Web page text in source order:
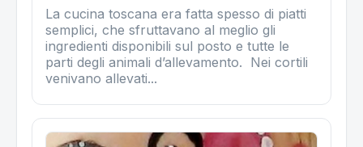
La cucina toscana era fatta spesso di piatti
semplici, che sfruttavano al meglio gli
ingredienti disponibili sul posto e tutte le
parti degli animali d’allevamento. Nei cortili
venivano allevati...